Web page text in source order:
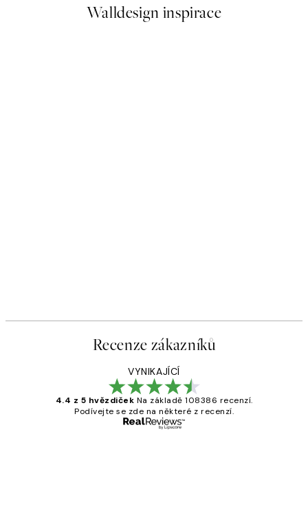
Walldesign inspirace
Recenze zákazníků
VYNIKAJÍCÍ
4.4 z 5 hvězdiček Na základě 108386 recenzí.
Podívejte se zde na některé z recenzí.